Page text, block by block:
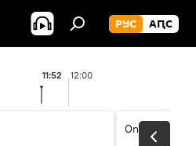
РУС АԤС
12:00
11:52
On air